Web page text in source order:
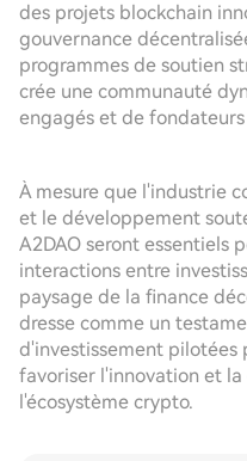
des projets blockchain
gouvernance
programmes de soutien
crée une communauté
engagés et de fondateurs
À mesure que l'industrie
et le développement
A2DAO seront essentiels
interactions entre
paysage de la finance
dresse comme un
d'investissement pilotées
favoriser l'innovation et
l'écosystème crypto.